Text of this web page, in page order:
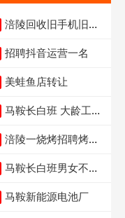
涪陵回收旧手机旧电
招聘抖音运营一名
美蛙鱼店转让
马鞍长白班 大龄工大
涪陵一烧烤招聘烤工
马鞍长白班男女不限
马鞍新能源电池厂